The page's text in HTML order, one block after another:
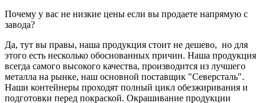
Почему у вас не низкие цены если вы продаете напрямую с
завода?
Да, тут вы правы, наша продукция стоит не дешево, но для
этого есть несколько обоснованных причин. Наша продукция
всегда самого высокого качества, производится из лучшего
металла на рынке, наш основной поставщик "Северсталь".
Наши контейнеры проходят полный цикл обезжиривания и
подготовки перед покраской. Окрашивание продукции